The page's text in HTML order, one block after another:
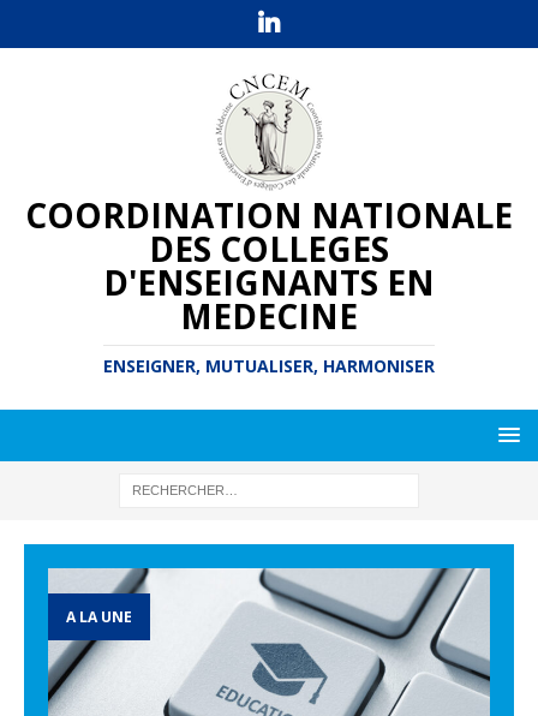
COORDINATION NATIONALE
DES COLLEGES
D'ENSEIGNANTS EN
MEDECINE
ENSEIGNER, MUTUALISER, HARMONISER
A LA UNE